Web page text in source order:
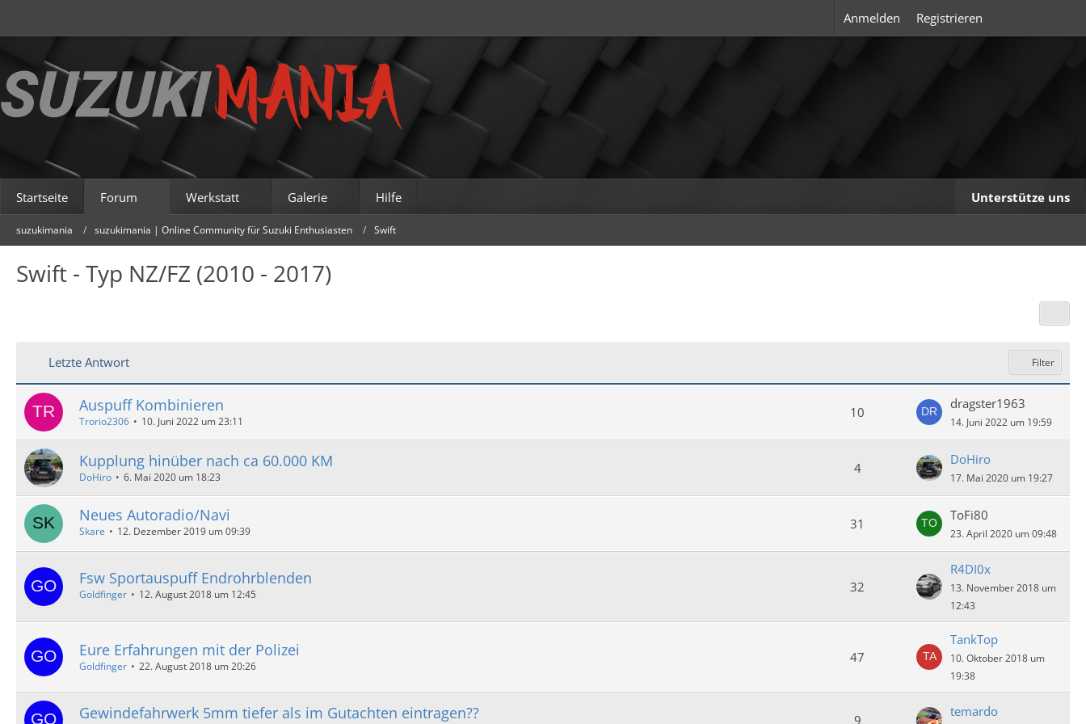
Anmelden Registrieren
Startseite Forum Werkstatt Galerie Hilfe Unterstütze uns
suzukimania suzukimania | Online Community für Suzuki Enthusiasten Swift
Swift - Typ NZ/FZ (2010 - 2017)
Letzte Antwort Filter
Auspuff Kombinieren
Trorio2306 10. Juni 2022 um 23:11
10
dragster1963
14. Juni 2022 um 19:59
Kupplung hinüber nach ca 60.000 KM
DoHiro 6. Mai 2020 um 18:23
4
DoHiro
17. Mai 2020 um 19:27
Neues Autoradio/Navi
Skare 12. Dezember 2019 um 09:39 31
ToFi80
23. April 2020 um 09:48
Fsw Sportauspuff Endrohrblenden
Goldfinger 12. August 2018 um 12:45 32
R4DI0x
13. November 2018 um
12:43
Eure Erfahrungen mit der Polizei
Goldfinger 22. August 2018 um 20:26
47
TankTop
10. Oktober 2018 um
19:38
Gewindefahrwerk 5mm tiefer als im Gutachten eintragen?? 9
temardo